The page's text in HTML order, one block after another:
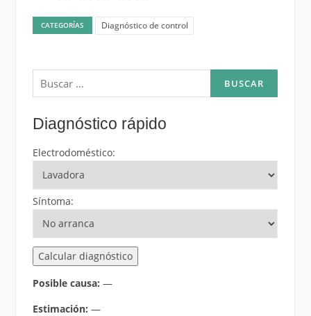
CATEGORÍAS Diagnóstico de control
Buscar:
Diagnóstico rápido
Electrodoméstico:
Síntoma:
Calcular diagnóstico
Posible causa: —
Estimación: —